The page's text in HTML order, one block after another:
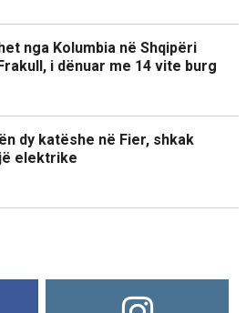
nga Kolumbia në Shqipëri
i dënuar me 14 vite burg
dy katëshe në Fier, shkak
elektrike